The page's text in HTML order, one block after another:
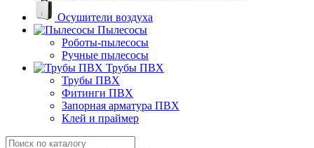
Осушители воздуха
Пылесосы
Роботы-пылесосы
Ручные пылесосы
Трубы ПВХ
Трубы ПВХ
Фитинги ПВХ
Запорная арматура ПВХ
Клей и праймер